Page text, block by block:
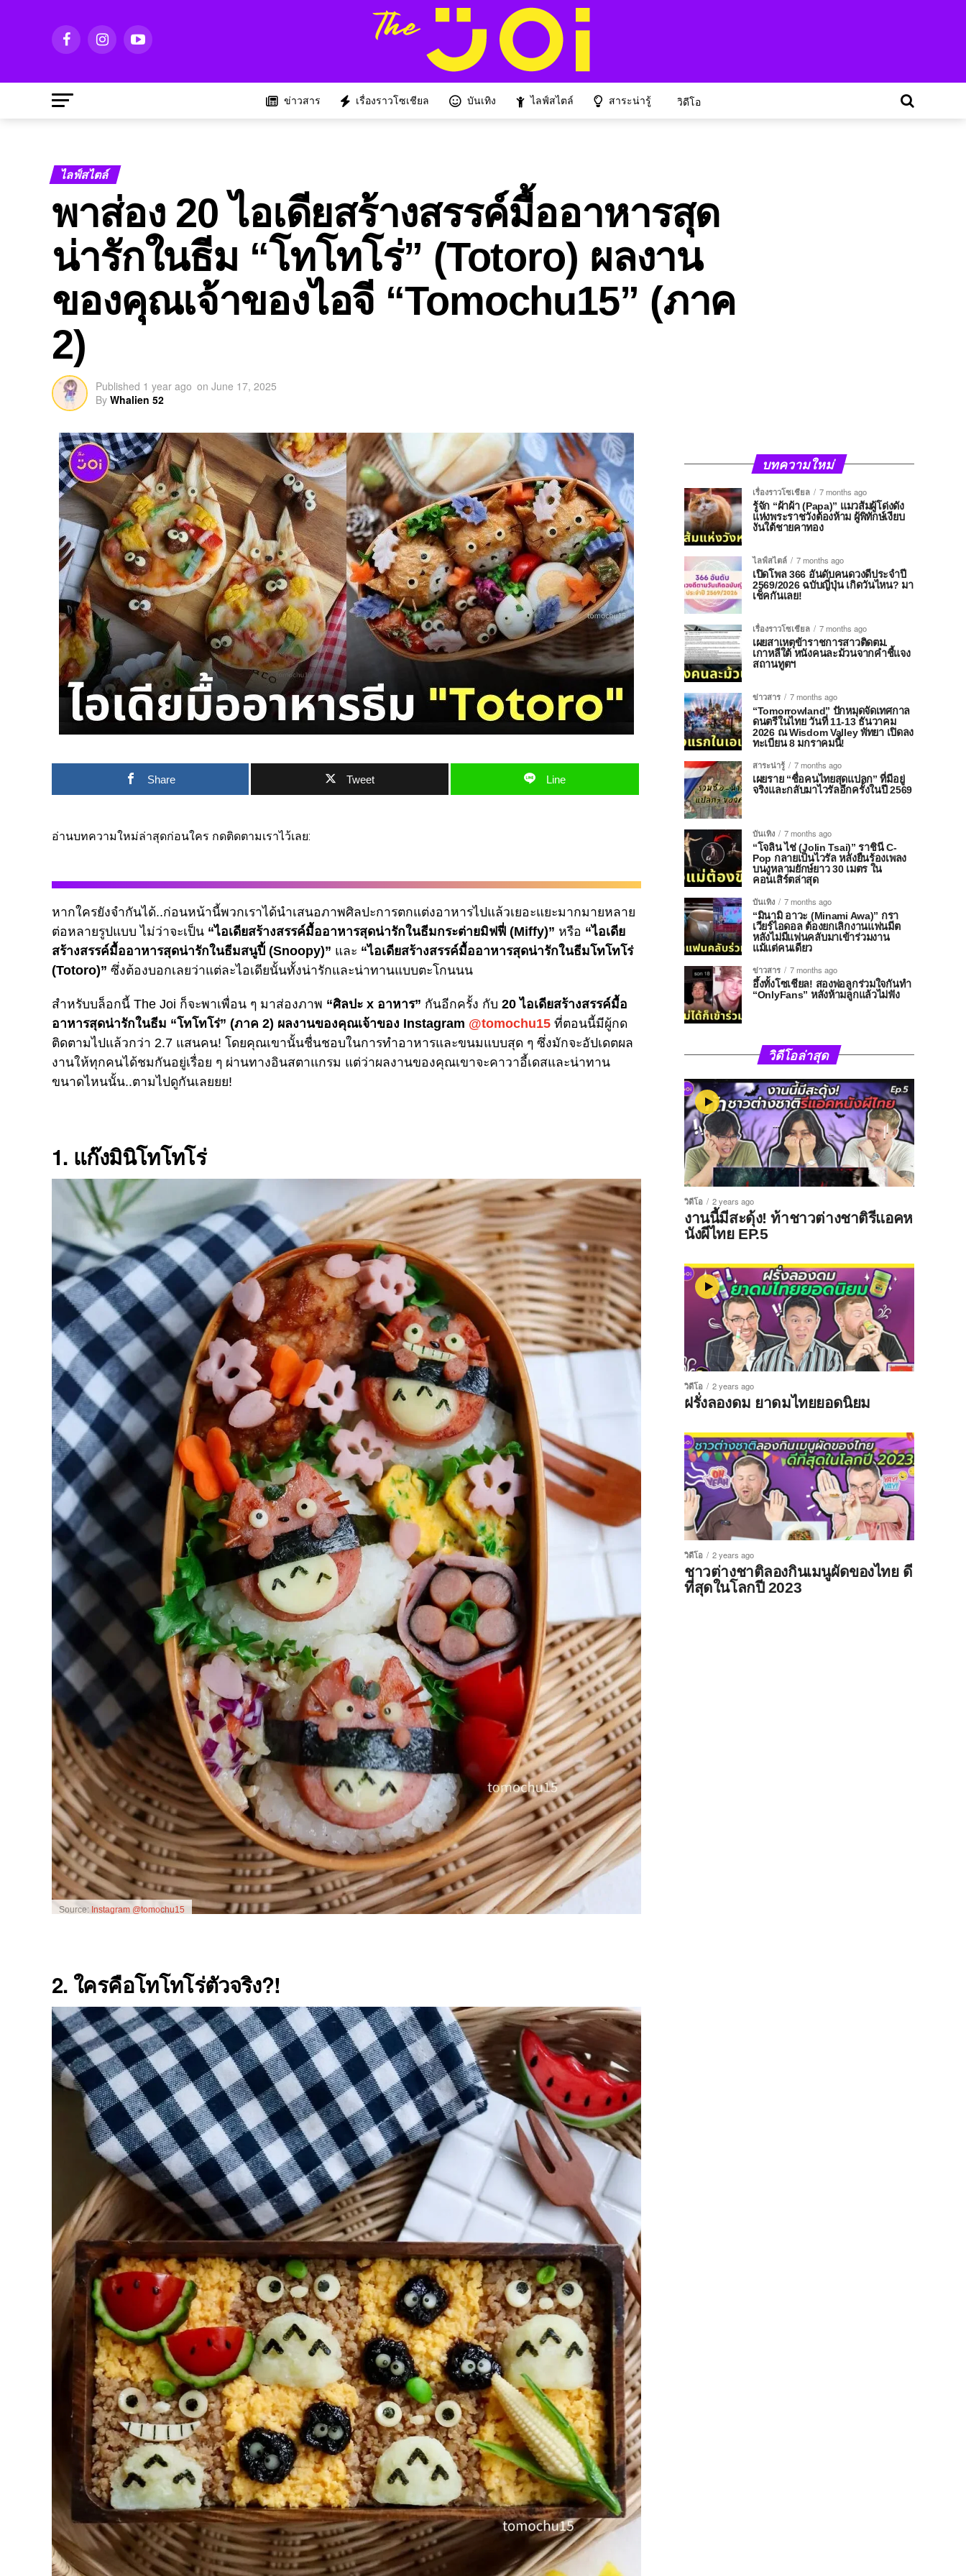
ข่าวสาร เรื่องราวโซเชียล บันเทิง ไลฟ์สไตล์ สาระน่ารู้ วิดีโอ
ไลฟ์สไตล์
พาส่อง 20 ไอเดียสร้างสรรค์มื้ออาหารสุด
น่ารักในธีม “โทโทโร่” (Totoro) ผลงาน
ของคุณเจ้าของไอจี “Tomochu15” (ภาค
2)
Published 1 year ago on June 17, 2025
By Whalien 52
Share Tweet Line
อ่านบทความใหม่ล่าสุดก่อนใคร กดติดตามเราไว้เลย:
หากใครยังจำกันได้..ก่อนหน้านี้พวกเราได้นำเสนอภาพศิลปะการตกแต่งอาหารไปแล้วเยอะแยะมากมายหลาย
ต่อหลายรูปแบบ ไม่ว่าจะเป็น “ไอเดียสร้างสรรค์มื้ออาหารสุดน่ารักในธีมกระต่ายมิฟฟี่ (Miffy)” หรือ “ไอเดีย
สร้างสรรค์มื้ออาหารสุดน่ารักในธีมสนูปี้ (Snoopy)” และ “ไอเดียสร้างสรรค์มื้ออาหารสุดน่ารักในธีมโทโทโร่
(Totoro)” ซึ่งต้องบอกเลยว่าแต่ละไอเดียนั้นทั้งน่ารักและน่าทานแบบตะโกนนน
สำหรับบล็อกนี้ The Joi ก็จะพาเพื่อน ๆ มาส่องภาพ “ศิลปะ x อาหาร” กันอีกครั้ง กับ 20 ไอเดียสร้างสรรค์มื้อ
อาหารสุดน่ารักในธีม “โทโทโร่” (ภาค 2) ผลงานของคุณเจ้าของ Instagram @tomochu15 ที่ตอนนี้มีผู้กด
ติดตามไปแล้วกว่า 2.7 แสนคน! โดยคุณเขานั้นชื่นชอบในการทำอาหารและขนมแบบสุด ๆ ซึ่งมักจะอัปเดตผล
งานให้ทุกคนได้ชมกันอยู่เรื่อย ๆ ผ่านทางอินสตาแกรม แต่ว่าผลงานของคุณเขาจะคาวาอี้เดสและน่าทาน
ขนาดไหนนั้น..ตามไปดูกันเลยยย!
1. แก๊งมินิโทโทโร่
Source: Instagram @tomochu15
2. ใครคือโทโทโร่ตัวจริง?!
บทความใหม่
เรื่องราวโซเชียล
7 months ago
รู้จัก “ผ้าผ้า (Papa)” แมวส้มผู้โด่งดัง
แห่งพระราชวังต้องห้าม ผู้พิทักษ์เงียบ
งันใต้ชายคาทอง
ไลฟ์สไตล์
7 months ago
เปิดโพล 366 อันดับคนดวงดีประจำปี
2569/2026 ฉบับญี่ปุ่น เกิดวันไหน? มา
เช็คกันเลย!
เรื่องราวโซเชียล
7 months ago
เผยสาเหตุข้าราชการสาวติดตม.
เกาหลีใต้ หนังคนละม้วนจากคำชี้แจง
สถานทูตฯ
ข่าวสาร
7 months ago
“Tomorrowland” ปักหมุดจัดเทศกาล
ดนตรีในไทย วันที่ 11-13 ธันวาคม
2026 ณ Wisdom Valley พัทยา เปิดลง
ทะเบียน 8 มกราคมนี้!
สาระน่ารู้
7 months ago
เผยราย “ชื่อคนไทยสุดแปลก” ที่มีอยู่
จริงและกลับมาไวรัลอีกครั้งในปี 2569
บันเทิง
7 months ago
“โจลิน ไช่ (Jolin Tsai)” ราชินี C-
Pop กลายเป็นไวรัล หลังยืนร้องเพลง
บนงูหลามยักษ์ยาว 30 เมตร ใน
คอนเสิร์ตล่าสุด
บันเทิง
7 months ago
“มินามิ อาวะ (Minami Awa)” กรา
เวียร์ไอดอล ต้องยกเลิกงานแฟนมีต
หลังไม่มีแฟนคลับมาเข้าร่วมงาน
แม้แต่คนเดียว
ข่าวสาร
7 months ago
อึ้งทั้งโซเชียล! สองพ่อลูกร่วมใจกันทำ
“OnlyFans” หลังห้ามลูกแล้วไม่ฟัง
วิดีโอล่าสุด
วิดีโอ 2 years ago
งานนี้มีสะดุ้ง! ท้าชาวต่างชาติรีแอคห
นังผีไทย EP.5
วิดีโอ 2 years ago
ฝรั่งลองดม ยาดมไทยยอดนิยม
วิดีโอ 2 years ago
ชาวต่างชาติลองกินเมนูผัดของไทย ดี
ที่สุดในโลกปี 2023